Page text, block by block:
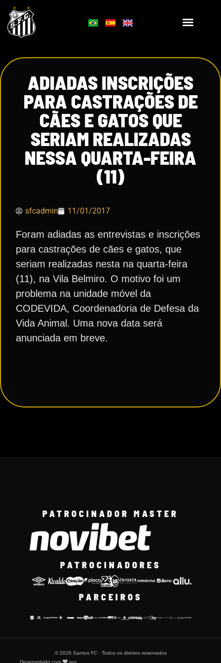
ADIADAS INSCRIÇÕES
PARA CASTRAÇÕES DE
CÃES E GATOS QUE
SERIAM REALIZADAS
NESSA QUARTA-FEIRA
(11)
sfcadmin 11/01/2017
Foram adiadas as entrevistas e inscrições
para castrações de cães e gatos, que
seriam realizadas nesta na quarta-feira
(11), na Vila Belmiro. O motivo foi um
problema na unidade móvel da
CODEVIDA, Coordenadoria de Defesa da
Vida Animal. Uma nova data será
anunciada em breve.
PATROCINADOR MASTER
PATROCINADORES
PARCEIROS
© 2026 Santos FC · Todos os direitos reservados
Desenvolvido com
por